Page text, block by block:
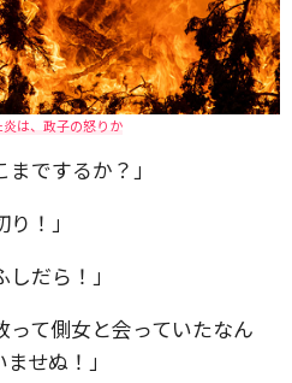
は、政子の怒りか
でするか？」
！」
だら！」
て側女と会っていたなん
せぬ！」